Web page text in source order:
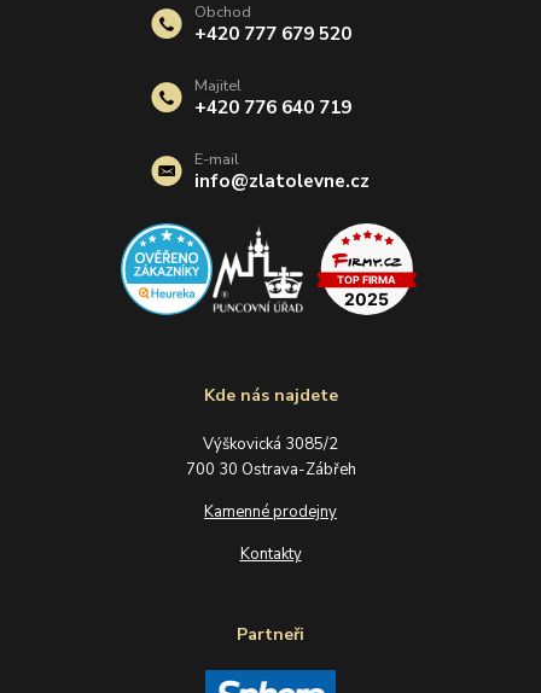
Kde nás najdete
Výškovická 3085/2
700 30 Ostrava-Zábřeh
Kamenné prodejny
Kontakty
Partneři
Obchod
+420 777 679 520
Majitel
+420 776 640 719
E-mail
info@zlatolevne.cz